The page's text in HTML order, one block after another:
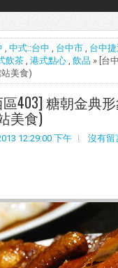
, 中式::台中 , 台中市 , 台中捷
飲茶 , 港式點心 , 飲品 » [台
站美食)
403] 糖朝金典
美食)
12:29:00 下午 沒有留